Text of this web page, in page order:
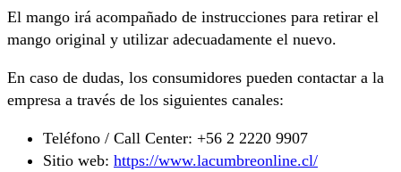
El mango irá acompañado de instrucciones para retirar el
mango original y utilizar adecuadamente el nuevo.
En caso de dudas, los consumidores pueden contactar a la
empresa a través de los siguientes canales:
Teléfono / Call Center: +56 2 2220 9907
Sitio web: https://www.lacumbreonline.cl/